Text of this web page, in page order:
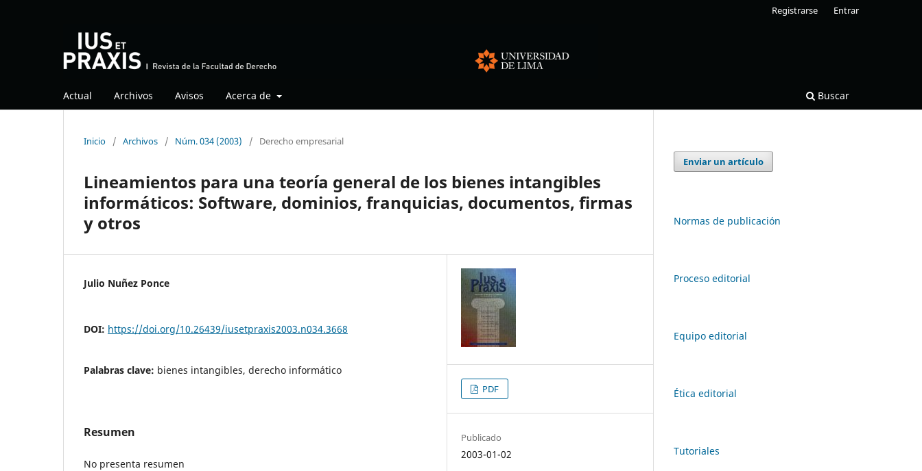
Actual Archivos Avisos Acerca de Buscar
Registrarse Entrar
Inicio / Archivos / Núm. 034 (2003) / Derecho empresarial
Lineamientos para una teoría general de los bienes intangibles
informáticos: Software, dominios, franquicias, documentos, firmas
y otros
Julio Nuñez Ponce
DOI: https://doi.org/10.26439/iusetpraxis2003.n034.3668
Palabras clave: bienes intangibles, derecho informático
Resumen
No presenta resumen
PDF
Publicado
2003-01-02
Enviar un artículo
Normas de publicación
Proceso editorial
Equipo editorial
Ética editorial
Tutoriales